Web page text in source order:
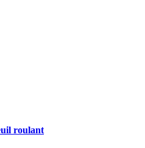
roulant